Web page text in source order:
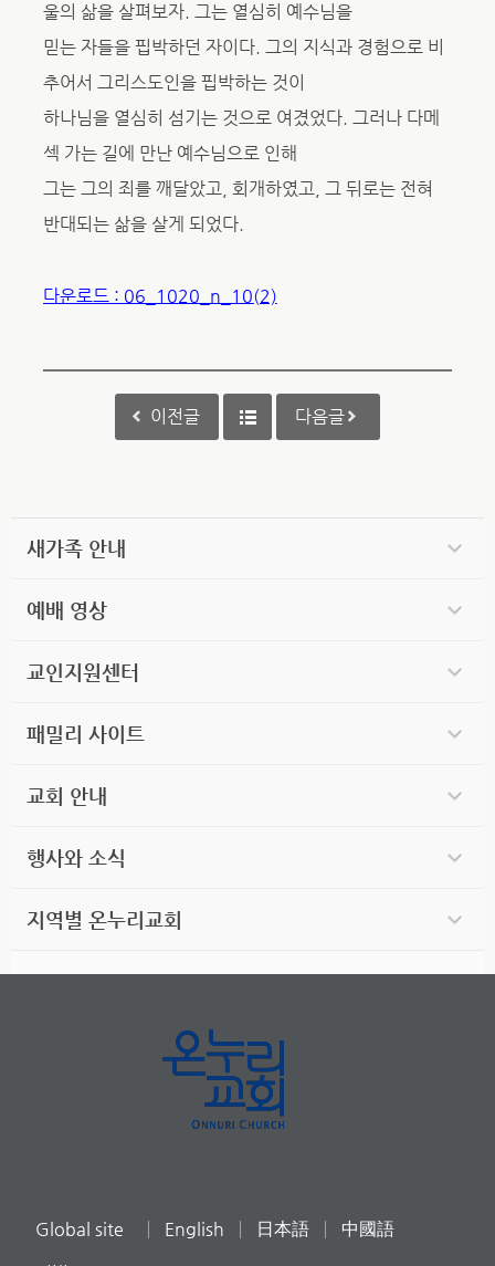
울의 삶을 살펴보자. 그는 열심히 예수님을
믿는 자들을 핍박하던 자이다. 그의 지식과 경험으로 비
추어서 그리스도인을 핍박하는 것이
하나님을 열심히 섬기는 것으로 여겼었다. 그러나 다메
섹 가는 길에 만난 예수님으로 인해
그는 그의 죄를 깨달았고, 회개하였고, 그 뒤로는 전혀
반대되는 삶을 살게 되었다.
다운로드 : 06_1020_n_10(2)
이전글 다음글
새가족 안내
예배 영상
교인지원센터
패밀리 사이트
교회 안내
행사와 소식
지역별 온누리교회
Global site English 日本語 中國語